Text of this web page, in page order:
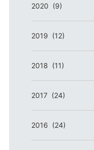
2020 (9)
2019 (12)
2018 (11)
2017 (24)
2016 (24)